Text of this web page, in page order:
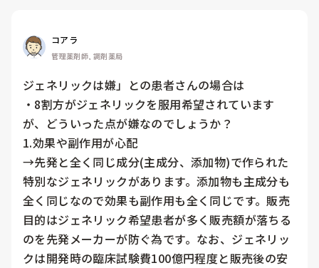
コアラ
管理薬剤師, 調剤薬局
ジェネリックは嫌」との患者さんの場合は
・8割方がジェネリックを服用希望されています
が、どういった点が嫌なのでしょうか？
1.効果や副作用が心配
→先発と全く同じ成分(主成分、添加物)で作られた
特別なジェネリックがあります。添加物も主成分も
全く同じなので効果も副作用も全く同じです。販売
目的はジェネリック希望患者が多く販売額が落ちる
のを先発メーカーが防ぐ為です。なお、ジェネリッ
クは開発時の臨床試験費100億円程度と販売後の安